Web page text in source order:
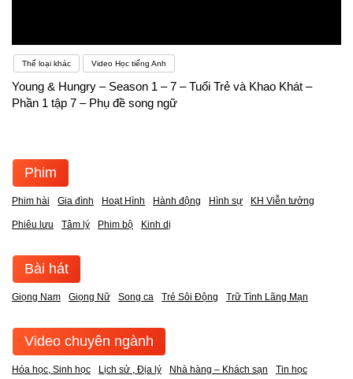
Thể loại khác Video Học tiếng Anh
Young & Hungry – Season 1 – 7 – Tuổi Trẻ và Khao Khát –
Phần 1 tập 7 – Phụ đề song ngữ
Phim
Phim hài Gia đình Hoạt Hình Hành động Hình sự KH Viễn tưởng
Phiêu lưu Tâm lý Phim bộ Kinh dị
Bài hát
Giọng Nam Giọng Nữ Song ca Trẻ Sôi Động Trữ Tình Lãng Mạn
Video chuyên ngành
Hóa học, Sinh học Lịch sử , Địa lý Nhà hàng – Khách sạn Tin học